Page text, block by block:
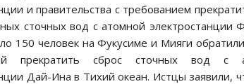
и правительства с требованием
сточных вод с атомной электростанции
150 человек на Фукусиме и Мияги
прекратить сброс сточных вод с
Дай-Ина в Тихий океан. Истцы заявили,